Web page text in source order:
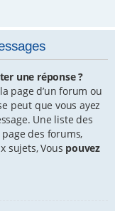
une réponse ?
page d’un forum ou
peut que vous ayez
Une liste des
des forums,
sujets, Vous pouvez